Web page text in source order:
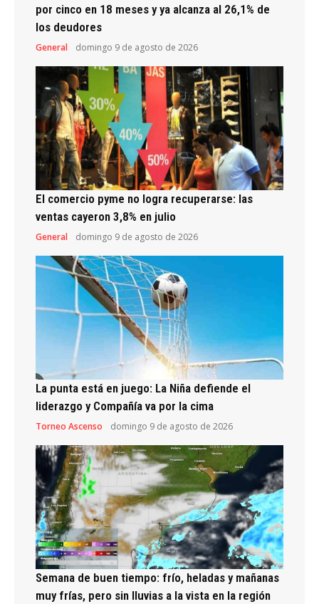
por cinco en 18 meses y ya alcanza al 26,1% de
los deudores
General domingo 9 de agosto de 2026
El comercio pyme no logra recuperarse: las
ventas cayeron 3,8% en julio
General domingo 9 de agosto de 2026
La punta está en juego: La Niña defiende el
liderazgo y Compañía va por la cima
Torneo Ascenso domingo 9 de agosto de 2026
Semana de buen tiempo: frío, heladas y mañanas
muy frías, pero sin lluvias a la vista en la región